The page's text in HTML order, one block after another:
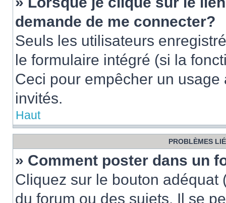
demande de me connecter?
Seuls les utilisateurs
le formulaire intégré (si la
Ceci pour empêcher un
invités.
Haut
PROBLÈMES
» Comment poster dans un
Cliquez sur le bouton
du forum ou des sujets. Il se